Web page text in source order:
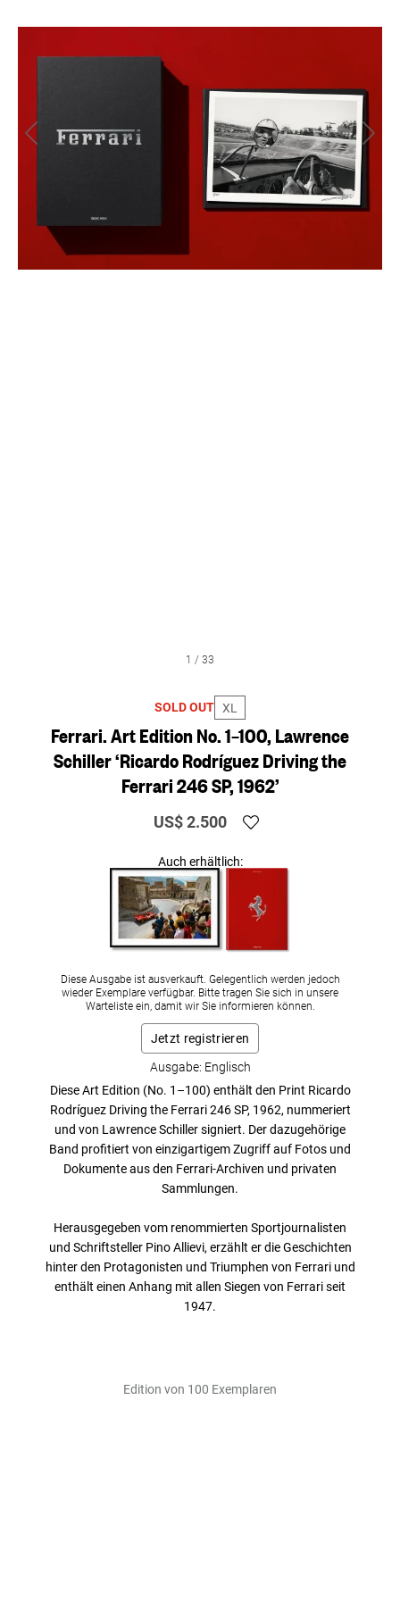
1 / 33
SOLD OUT XL
Ferrari. Art Edition No. 1–100, Lawrence
Schiller ‘Ricardo Rodríguez Driving the
Ferrari 246 SP, 1962’
US$ 2.500
Auch erhältlich:
Diese Ausgabe ist ausverkauft. Gelegentlich werden jedoch
wieder Exemplare verfügbar. Bitte tragen Sie sich in unsere
Warteliste ein, damit wir Sie informieren können.
Jetzt registrieren
Ausgabe: Englisch
Diese Art Edition (No. 1–100) enthält den Print Ricardo
Rodríguez Driving the Ferrari 246 SP, 1962, nummeriert
und von Lawrence Schiller signiert. Der dazugehörige
Band profitiert von einzigartigem Zugriff auf Fotos und
Dokumente aus den Ferrari-Archiven und privaten
Sammlungen.
Herausgegeben vom renommierten Sportjournalisten
und Schriftsteller Pino Allievi, erzählt er die Geschichten
hinter den Protagonisten und Triumphen von Ferrari und
enthält einen Anhang mit allen Siegen von Ferrari seit
1947.
Edition von 100 Exemplaren